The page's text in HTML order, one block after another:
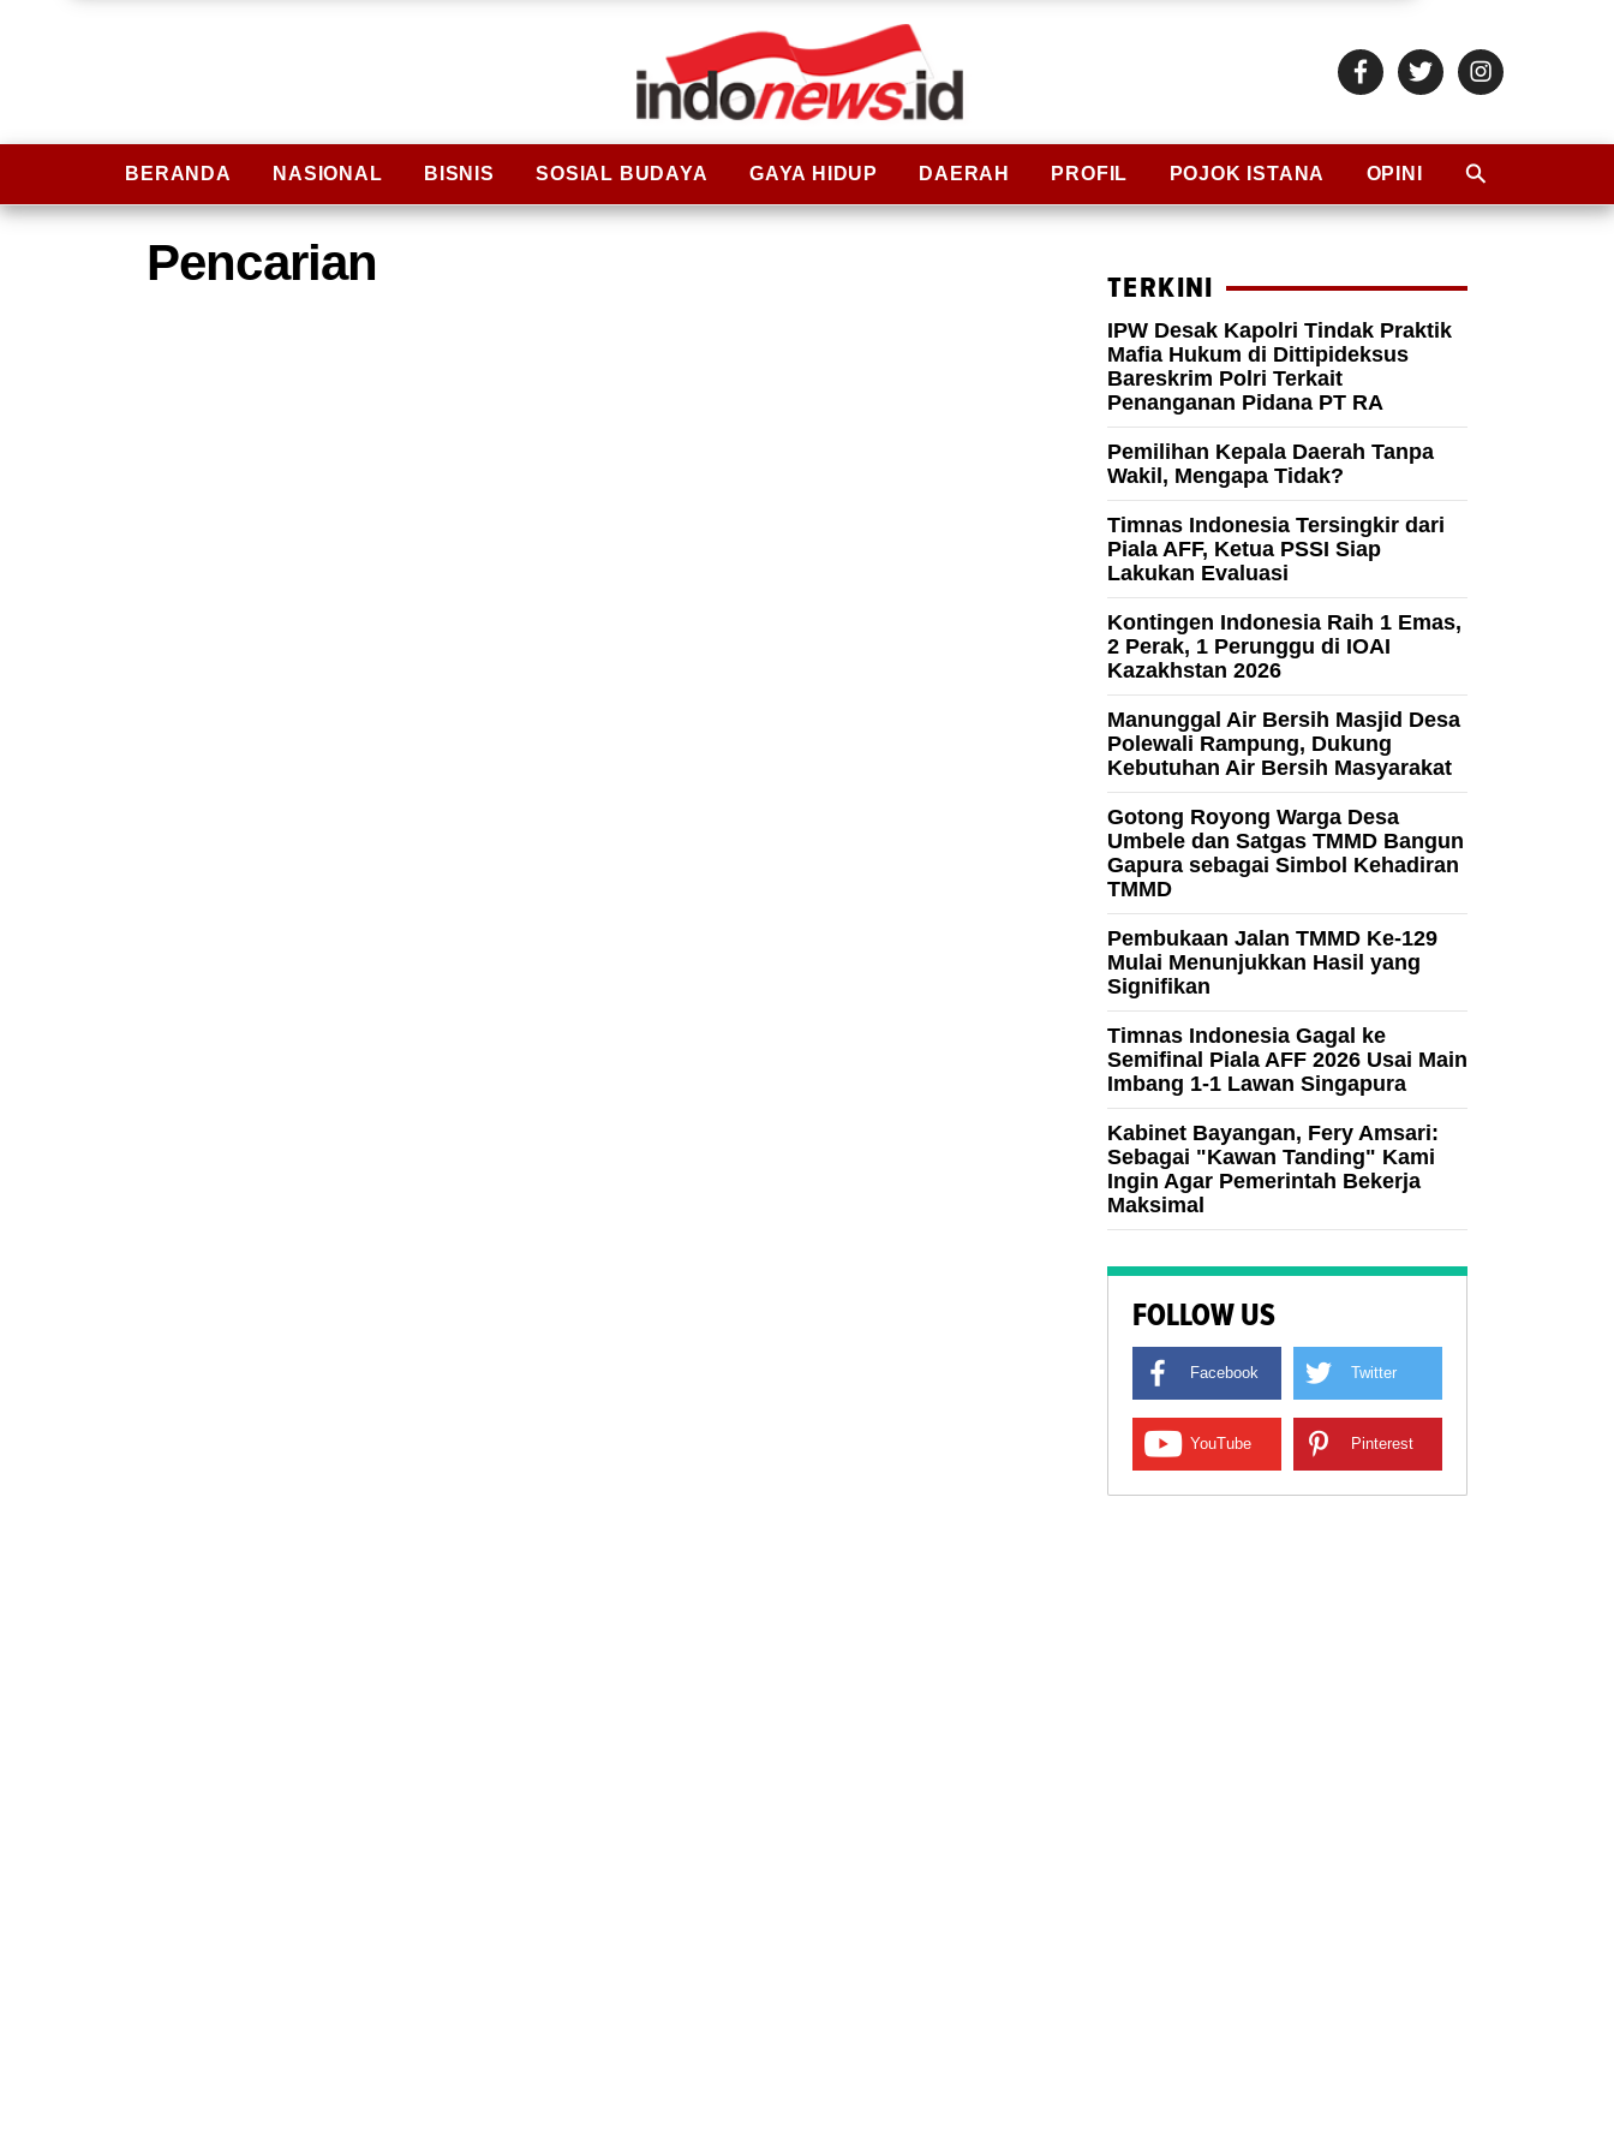
BERANDA NASIONAL BISNIS SOSIAL BUDAYA GAYA HIDUP DAERAH PROFIL POJOK ISTANA OPINI
Pencarian TERKINI
IPW Desak Kapolri Tindak Praktik
Mafia Hukum di Dittipideksus
Bareskrim Polri Terkait
Penanganan Pidana PT RA
Pemilihan Kepala Daerah Tanpa
Wakil, Mengapa Tidak?
Timnas Indonesia Tersingkir dari
Piala AFF, Ketua PSSI Siap
Lakukan Evaluasi
Kontingen Indonesia Raih 1 Emas,
2 Perak, 1 Perunggu di IOAI
Kazakhstan 2026
Manunggal Air Bersih Masjid Desa
Polewali Rampung, Dukung
Kebutuhan Air Bersih Masyarakat
Gotong Royong Warga Desa
Umbele dan Satgas TMMD Bangun
Gapura sebagai Simbol Kehadiran
TMMD
Pembukaan Jalan TMMD Ke-129
Mulai Menunjukkan Hasil yang
Signifikan
Timnas Indonesia Gagal ke
Semifinal Piala AFF 2026 Usai Main
Imbang 1-1 Lawan Singapura
Kabinet Bayangan, Fery Amsari:
Sebagai "Kawan Tanding" Kami
Ingin Agar Pemerintah Bekerja
Maksimal
FOLLOW US
Facebook Twitter
YouTube Pinterest